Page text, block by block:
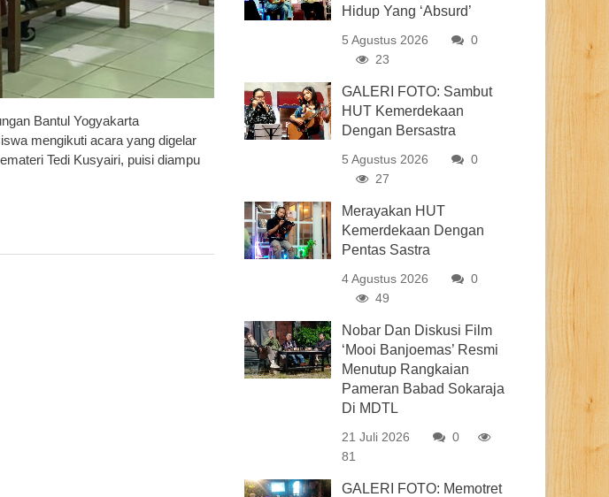
Bantul Yogyakarta
mengikuti acara yang digelar
Tedi Kusyairi, puisi diampu
Hidup Yang ‘Absurd’
5 Agustus 2026
0
23
GALERI FOTO: Sambut
HUT Kemerdekaan
Dengan Bersastra
5 Agustus 2026
0
27
Merayakan HUT
Kemerdekaan Dengan
Pentas Sastra
4 Agustus 2026
0
49
Nobar Dan Diskusi Film
‘Mooi Banjoemas’ Resmi
Menutup Rangkaian
Pameran Babad Sokaraja
Di MDTL
21 Juli 2026
0
81
GALERI FOTO: Memotret